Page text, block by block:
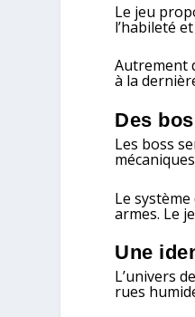
Le jeu
l’habileté
Autrement
à la
Des
Les boss
Le
armes. Le
Une
L’univers
rues